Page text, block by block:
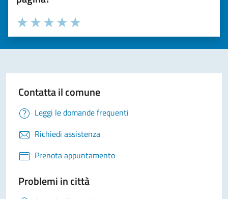
Valuta la chiarezza delle informazioni (da 1 a 5 stelle)
Seleziona il numero di stelle per valutare la chiarezza delle
Valuta 5 stelle su 5
Valuta 4 stelle su 5
Valuta 3 stelle su 5
Valuta 2 stelle su 5
Valuta 1 stelle su 5
Contatta il comune
Leggi le domande frequenti
Richiedi assistenza
Prenota appuntamento
Problemi in città